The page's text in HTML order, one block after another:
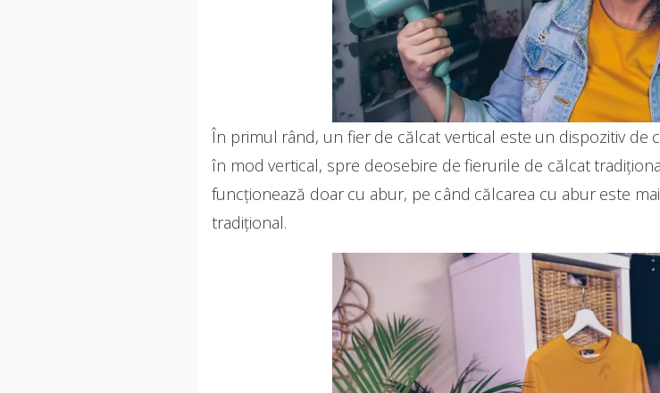
În primul rând, un fier de călcat vertical este un dispozitiv de
în mod vertical, spre deosebire de fierurile de călcat
funcționează doar cu abur, pe când călcarea cu abur este
tradițional.